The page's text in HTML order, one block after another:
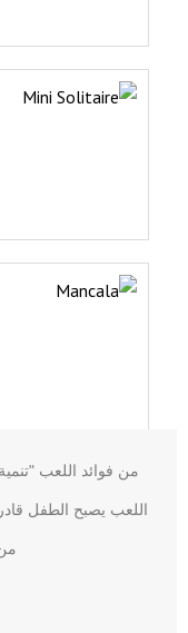
من فوائد اللعب
اللعب يصبح الطفل